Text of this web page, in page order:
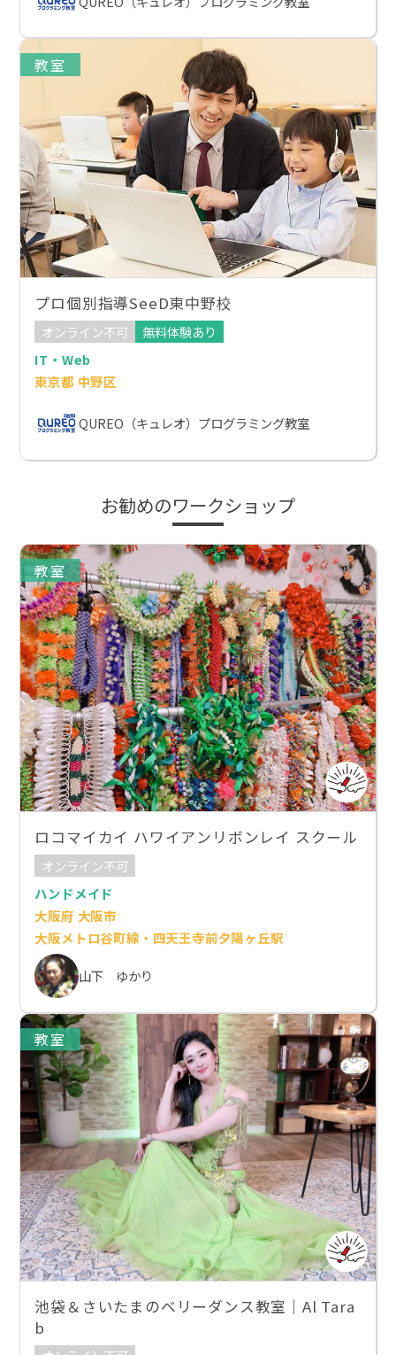
教室
プロ個別指導SeeD東中野校
オンライン不可
無料体験あり
IT・Web
東京都 中野区
QUREO（キュレオ）プログラミング教室
お勧めのワークショップ
教室
ロコマイカイ ハワイアンリボンレイ スクール
オンライン不可
ハンドメイド
大阪府 大阪市
大阪メトロ谷町線・四天王寺前夕陽ヶ丘駅
山下 ゆかり
教室
池袋＆さいたまのベリーダンス教室｜Al Tara
b